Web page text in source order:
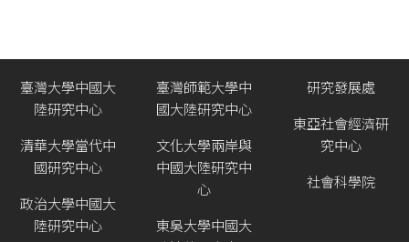
臺灣大學中國大
陸研究中心
清華大學當代中
國研究中心
政治大學中國大
陸研究中心
臺灣師範大學中
國大陸研究中心
文化大學兩岸與
中國大陸研究中
心
東吳大學中國大
研究發展處
東亞社會經濟研
究中心
社會科學院